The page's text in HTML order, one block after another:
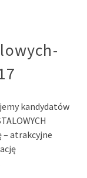
kandydatów
– atrakcyjne